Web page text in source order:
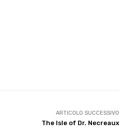
ARTICOLO SUCCESSIVO
The Isle of Dr. Necreaux